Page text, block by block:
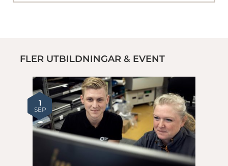
FLER UTBILDNINGAR & EVENT
1
SEP